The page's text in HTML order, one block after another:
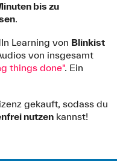
bis zu
.
Learning von Blinkist
von insgesamt
things done". Ein
gekauft, sodass du
nutzenkannst!